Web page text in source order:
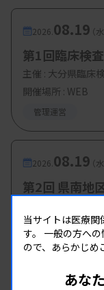
2026. 08.19（水
第1回臨床検
主催 : 大分県臨床
開催場所 : WEB
管理運営
2026. 08.19（水
第2回 県南地
開催場所 : WEB
管理運営
当サイトは医療関
す。 一般の方へ
ので、あらかじめ
あな